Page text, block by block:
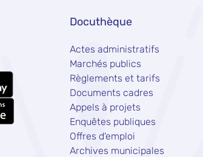
Docuthèque
Actes administratifs
Marchés publics
Règlements et tarifs
Documents cadres
Appels à projets
Enquêtes publiques
Offres d'emploi
Archives municipales